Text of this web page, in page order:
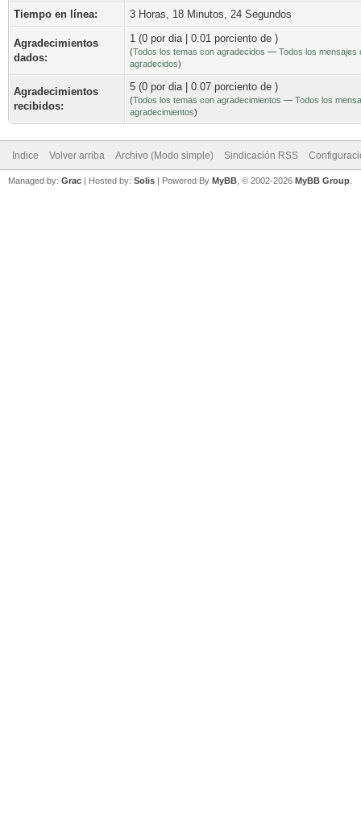
Tiempo en línea: 3 Horas, 18 Minutos, 24 Segundos
Agradecimientos
dados:
1 (0 por dia | 0.01 porciento de )
(Todos los temas con agradecidos — Todos los mensajes
agradecidos)
Agradecimientos
recibidos:
5 (0 por dia | 0.07 porciento de )
(Todos los temas con agradecimientos — Todos los
agradecimientos)
Indice Volver arriba Archivo (Modo simple) Sindicación RSS
Managed by: Grac | Hosted by: Solis | Powered By MyBB , © 2002-2026 MyBB Group